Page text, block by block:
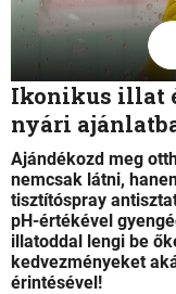
Ikonikus illat
nyári
Ajándékozd meg
nemcsak látni,
tisztítóspray
pH-értékével
illatoddal lengi be
kedvezményeket
érintésével!